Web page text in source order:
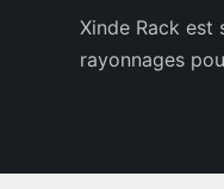
Xinde Rack est
rayonnages